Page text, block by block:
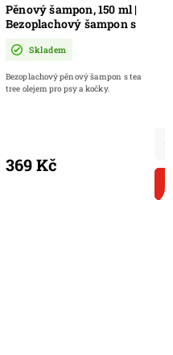
Pěnový šampon, 150 ml |
Bezoplachový šampon s
Skladem
369 Kč
Bezoplachový pěnový šampon s tea
tree olejem pro psy a kočky.